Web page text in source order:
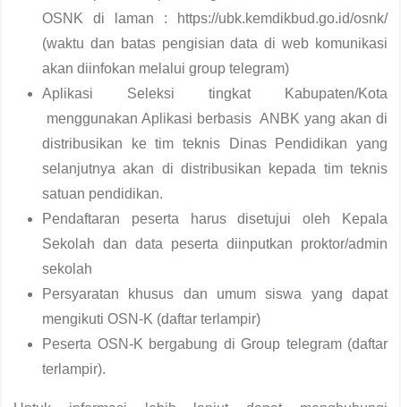
OSNK di laman : https://ubk.kemdikbud.go.id/osnk/
(waktu dan batas pengisian data di web komunikasi
akan diinfokan melalui group telegram)
Aplikasi Seleksi tingkat Kabupaten/Kota
menggunakan Aplikasi berbasis ANBK yang akan di
distribusikan ke tim teknis Dinas Pendidikan yang
selanjutnya akan di distribusikan kepada tim teknis
satuan pendidikan.
Pendaftaran peserta harus disetujui oleh Kepala
Sekolah dan data peserta diinputkan proktor/admin
sekolah
Persyaratan khusus dan umum siswa yang dapat
mengikuti OSN-K (daftar terlampir)
Peserta OSN-K bergabung di Group telegram (daftar
terlampir).